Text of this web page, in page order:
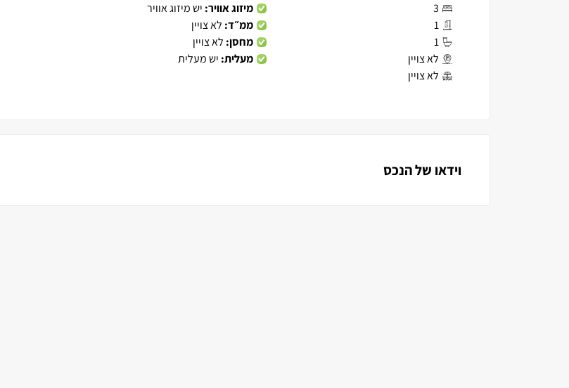
3
1
1
לא צויין
לא צויין
מיזוג אוויר: יש מיזוג אוויר
ממ״ד: לא צויין
מחסן: לא צויין
מעלית: יש מעלית
וידאו של הנכס